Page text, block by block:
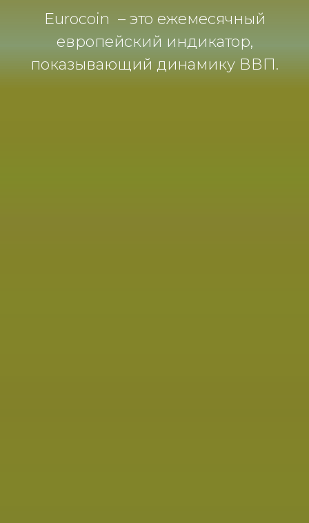
Eurocoin – это ежемесячный
европейский индикатор,
показывающий динамику ВВП.